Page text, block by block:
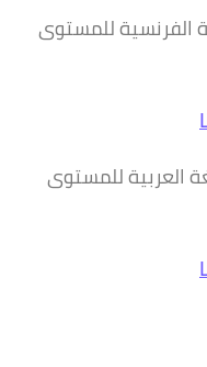
الفرنسية للمستوى
العربية للمستوى